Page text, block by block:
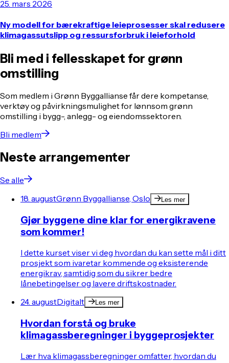
25. mars 2026
Ny modell for bærekraftige leieprosesser skal redusere
klimagassutslipp og ressursforbruk i leieforhold
Bli med i fellesskapet for grønn
omstilling
Som medlem i Grønn Byggallianse får dere kompetanse,
verktøy og påvirkningsmulighet for lønnsom grønn
omstilling i bygg-, anlegg- og eiendomssektoren.
Bli medlem
Neste arrangementer
Se alle
18. augustGrønn Byggallianse, Oslo Les mer
Gjør byggene dine klar for energikravene
som kommer!
I dette kurset viser vi deg hvordan du kan sette mål i ditt
prosjekt som ivaretar kommende og eksisterende
energikrav, samtidig som du sikrer bedre
lånebetingelser og lavere driftskostnader.
24. augustDigitalt Les mer
Hvordan forstå og bruke
klimagassberegninger i byggeprosjekter
Lær hva klimagassberegninger omfatter, hvordan du